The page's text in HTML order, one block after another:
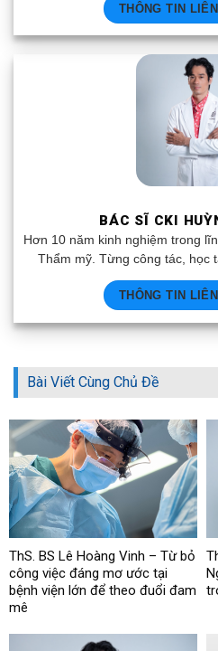
THÔNG TIN
BÁC SĨ CKI
Hơn 10 năm kinh nghiệm trong
Thẩm mỹ. Từng công tác, học
THÔNG TIN
Bài Viết Cùng Chủ Đề
ThS. BS Lê Hoàng Vinh – Từ bỏ
công việc đáng mơ ước tại
bệnh viện lớn để theo đuổi đam
mê